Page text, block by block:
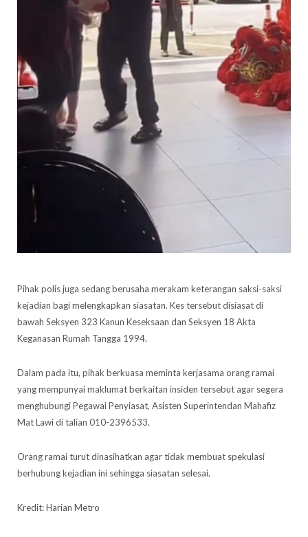
Pihak polis juga sedang berusaha merakam keterangan saksi-saksi
kejadian bagi melengkapkan siasatan. Kes tersebut disiasat di
bawah Seksyen 323 Kanun Keseksaan dan Seksyen 18 Akta
Keganasan Rumah Tangga 1994.
Dalam pada itu, pihak berkuasa meminta kerjasama orang ramai
yang mempunyai maklumat berkaitan insiden tersebut agar segera
menghubungi Pegawai Penyiasat, Asisten Superintendan Mahafiz
Mat Lawi di talian 010-2396533.
Orang ramai turut dinasihatkan agar tidak membuat spekulasi
berhubung kejadian ini sehingga siasatan selesai.
Kredit: Harian Metro